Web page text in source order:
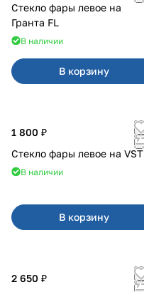
Стекло фары левое на
Гранта FL
В наличии
В корзину
1 800 ₽
Стекло фары левое на VST
В наличии
В корзину
2 650 ₽